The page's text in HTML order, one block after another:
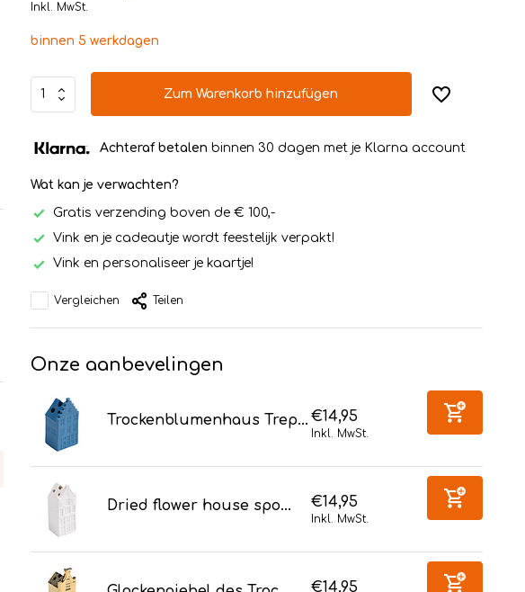
Inkl. MwSt.
binnen 5 werkdagen
Zum Warenkorb hinzufügen
Achteraf betalen binnen 30 dagen met je Klarna account
Wat kan je verwachten?
Gratis verzending boven de € 100,-
Vink en je cadeautje wordt feestelijk verpakt!
Vink en personaliseer je kaartje!
Vergleichen Teilen
Onze aanbevelingen
Trockenblumenhaus Trep... €14,95
Inkl. MwSt.
Dried flower house spo... €14,95
Inkl. MwSt.
€14,95